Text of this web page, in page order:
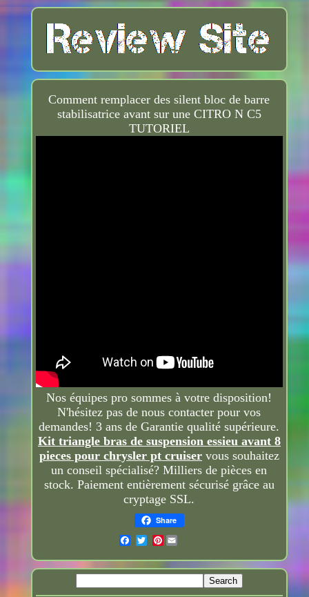
Comment remplacer des silent bloc de barre
stabilisatrice avant sur une CITRO N C5
TUTORIEL
Nos équipes pro sommes à votre disposition!
N'hésitez pas de nous contacter pour vos
demandes! 3 ans de Garantie qualité supérieure.
Kit triangle bras de suspension essieu avant 8
pieces pour chrysler pt cruiservous souhaitez
un conseil spécialisé? Milliers de pièces en
stock. Paiement entièrement sécurisé grâce au
cryptage SSL.
Share
Pinterest